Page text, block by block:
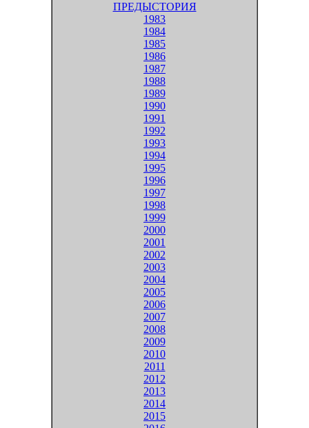
ПРЕДЫСТОРИЯ
1983
1984
1985
1986
1987
1988
1989
1990
1991
1992
1993
1994
1995
1996
1997
1998
1999
2000
2001
2002
2003
2004
2005
2006
2007
2008
2009
2010
2011
2012
2013
2014
2015